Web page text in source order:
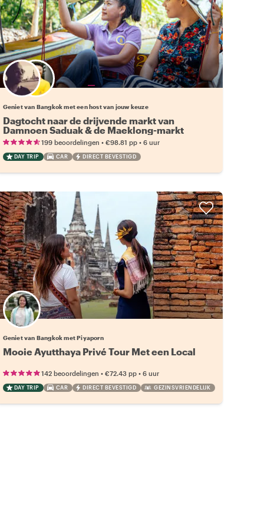
Kies jouw favoriete local
Geniet van Bangkok met een host van jouw keuze
Dagtocht naar de drijvende markt van
Damnoen Saduak & de Maeklong-markt
199 beoordelingen • €98.81 pp• 6 uur
DAY TRIP CAR DIRECT BEVESTIGD
Geniet van Bangkok met Piyaporn
Mooie Ayutthaya Privé Tour Met een Local
142 beoordelingen • €72.43 pp• 6 uur
DAY TRIP CAR DIRECT BEVESTIGD GEZINSVRIENDELIJK